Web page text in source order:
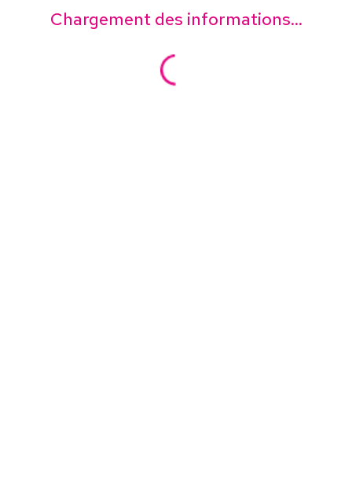
Chargement des informations...